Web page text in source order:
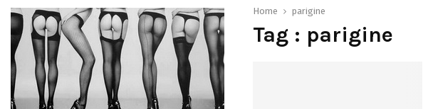
Home parigine
Tag : parigine